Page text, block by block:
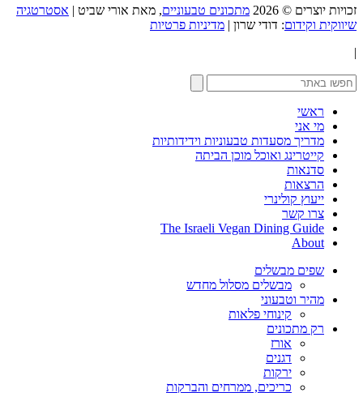
זכויות יוצרים © 2026 מתכונים טבעוניים, מאת אורי שביט | אסטרטגיה
שיווקית וקידום: דודי שרון | מדיניות פרטיות
|
ראשי
מי אני
מדריך מסעדות טבעוניות וידידותיות
קייטרינג ואוכל מוכן הביתה
סדנאות
הרצאות
ייעוץ קולינרי
צרו קשר
The Israeli Vegan Dining Guide
About
שפים מבשלים
מבשלים מסלול מחדש
מהיר וטבעוני
קינוחי פלאות
רק מתכונים
אורז
דגנים
ירקות
כריכים, ממרחים והברקות